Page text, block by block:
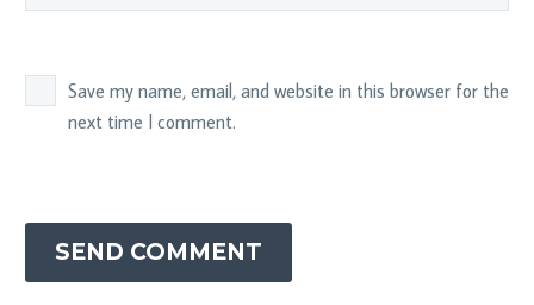
Save my name, email, and website in this browser for the
next time I comment.
SEND COMMENT